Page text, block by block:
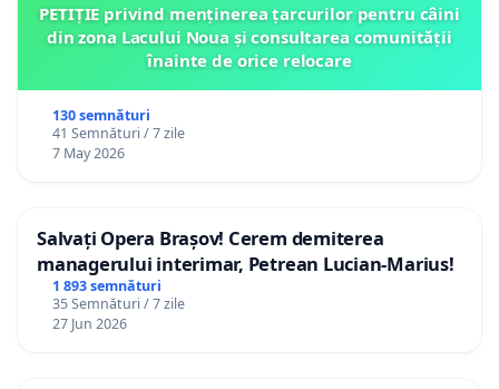
PETIȚIE privind menținerea țarcurilor pentru câini
din zona Lacului Noua și consultarea comunității
înainte de orice relocare
130 semnături
41 Semnături / 7 zile
7 May 2026
Salvați Opera Brașov! Cerem demiterea
managerului interimar, Petrean Lucian-Marius!
1 893 semnături
35 Semnături / 7 zile
27 Jun 2026